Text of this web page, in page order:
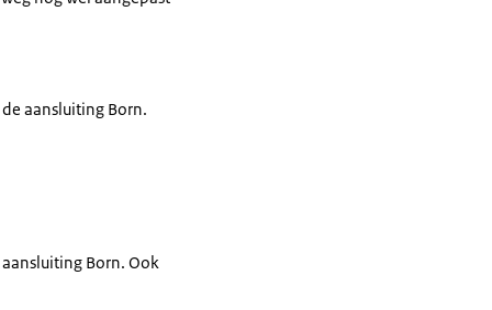
aansluiting Born.
Born. Ook